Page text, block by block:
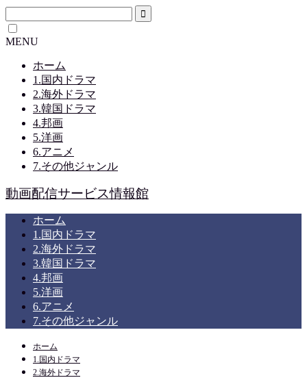
MENU
ホーム
1.国内ドラマ
2.海外ドラマ
3.韓国ドラマ
4.邦画
5.洋画
6.アニメ
7.その他ジャンル
動画配信サービス情報館
ホーム
1.国内ドラマ
2.海外ドラマ
3.韓国ドラマ
4.邦画
5.洋画
6.アニメ
7.その他ジャンル
ホーム
1.国内ドラマ
2.海外ドラマ